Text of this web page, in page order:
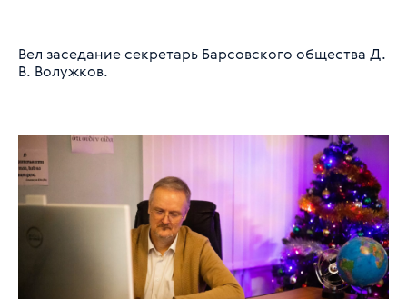
Вел заседание секретарь Барсовского общества Д.
В. Волужков.